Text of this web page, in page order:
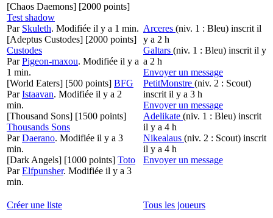
[Chaos Daemons] [2000 points]
Test shadow
Par Skuleth. Modifiée il y a 1 min.
[Adeptus Custodes] [2000 points]
Custodes
ParPigeon-maxou. Modifiée il y a
1 min.
[World Eaters] [500 points] BFG
ParIstaavan. Modifiée il y a 2
min.
[Thousand Sons] [1500 points]
Thousands Sons
ParDaerano. Modifiée il y a 3
min.
[Dark Angels] [1000 points] Toto
ParElfpunsher. Modifiée il y a 3
min.
Arceres (niv. 1 : Bleu) inscrit il
y a 2 h
Galtars (niv. 1 : Bleu) inscrit il y
a 2 h
Envoyer un message
PetitMonstre (niv. 2 : Scout)
inscrit il y a 3 h
Envoyer un message
Adelikate (niv. 1 : Bleu) inscrit
il y a 4 h
Nikealaus (niv. 2 : Scout) inscrit
il y a 4 h
Envoyer un message
Créer une liste Tous les joueurs